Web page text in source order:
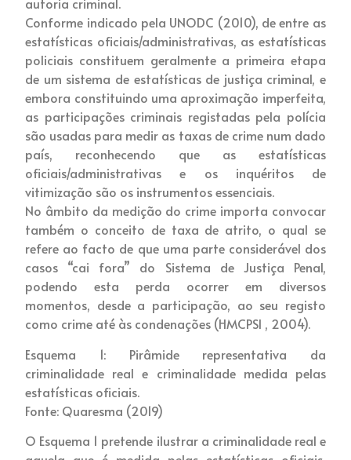
autoria criminal.
Conforme indicado pela UNODC (2010), de entre as
estatísticas oficiais/administrativas, as estatísticas
policiais constituem geralmente a primeira etapa
de um sistema de estatísticas de justiça criminal, e
embora constituindo uma aproximação imperfeita,
as participações criminais registadas pela polícia
são usadas para medir as taxas de crime num dado
país, reconhecendo que as estatísticas
oficiais/administrativas e os inquéritos de
vitimização são os instrumentos essenciais.
No âmbito da medição do crime importa convocar
também o conceito de taxa de atrito, o qual se
refere ao facto de que uma parte considerável dos
casos “cai fora” do Sistema de Justiça Penal,
podendo esta perda ocorrer em diversos
momentos, desde a participação, ao seu registo
como crime até às condenações (HMCPSI , 2004).
Esquema 1: Pirâmide representativa da
criminalidade real e criminalidade medida pelas
estatísticas oficiais.
Fonte: Quaresma (2019)
O Esquema 1 pretende ilustrar a criminalidade real e